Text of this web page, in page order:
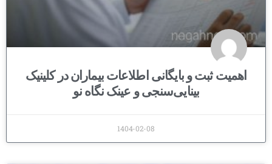
اهمیت ثبت و بایگانی اطلاعات بیماران در کلینیک
بینایی‌سنجی و عینک نگاه نو
1404-02-08